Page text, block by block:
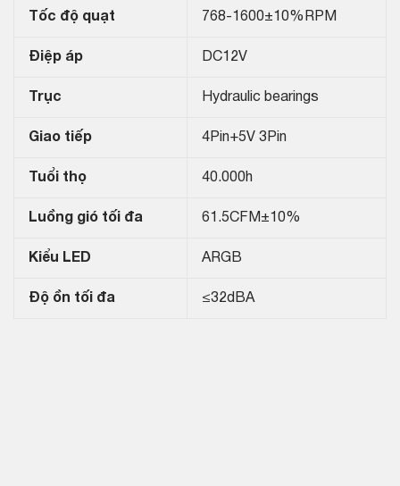
Tốc độ quạt 768-1600±10%RPM
Điệp áp DC12V
Trục Hydraulic bearings
Giao tiếp 4Pin+5V 3Pin
Tuổi thọ 40.000h
Luồng gió tối đa 61.5CFM±10%
Kiểu LED ARGB
Độ ồn tối đa ≤32dBA